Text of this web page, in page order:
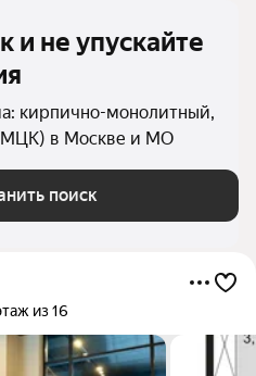
и не упускайте
кирпично-монолитный,
в Москве и МО
поиск
из 16